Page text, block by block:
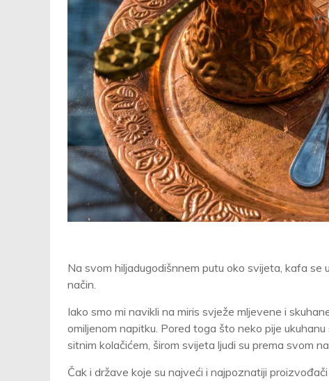
Na svom hiljadugodišnnem putu oko svijeta, kafa se
način.
Iako smo mi navikli na miris svježe mljevene i
omiljenom napitku. Pored toga što neko pije
sitnim kolačićem, širom svijeta ljudi su prema svom
Čak i države koje su najveći i najpoznatiji